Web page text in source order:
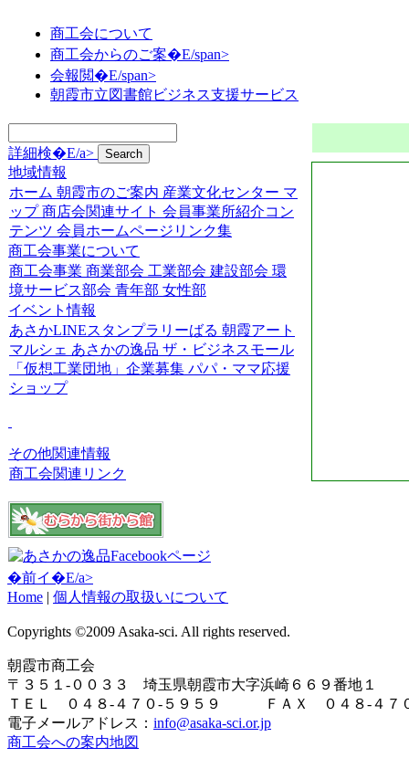
商工会について
商工会からのご案�E/span>
会報閲�E/span>
朝霞市立図書館ビジネス支援サービス
詳細検�E/a>
地域情報
ホーム 朝霞市のご案内 産業文化センター マ
ップ 商店会関連サイト 会員事業所紹介コン
テンツ 会員ホームページリンク集
商工会事業について
商工会事業 商業部会 工業部会 建設部会 環
境サービス部会 青年部 女性部
イベント情報
あさかLINEスタンプラリーばる 朝霞アート
マルシェ あさかの逸品 ザ・ビジネスモール
「仮想工業団地」企業募集 パパ・ママ応援
ショップ
その他関連情報
商工会関連リンク
�前イ�E/a>
Home | 個人情報の取扱いについて
Copyrights ©2009 Asaka-sci. All rights reserved.
朝霞市商工会
〒３５１-００３３ 埼玉県朝霞市大字浜崎６６９番地１
ＴＥＬ ０４８-４７０-５９５９ ＦＡＸ ０４８-４７
電子メールアドレス： info@asaka-sci.or.jp
商工会への案内地図